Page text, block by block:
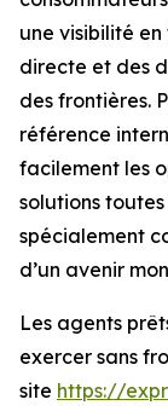
une visibilité
directe et des
des frontières.
référence
facilement les
solutions
spécialement
d’un avenir
Les agents
exercer sans
site https://